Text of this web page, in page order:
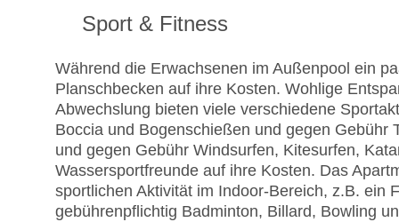
Sport & Fitness
Während die Erwachsenen im Außenpool ein
Planschbecken auf ihre Kosten. Wohlige
Abwechslung bieten viele verschiedene
Boccia und Bogenschießen und gegen Gebühr
und gegen Gebühr Windsurfen, Kitesurfen,
Wassersportfreunde auf ihre Kosten. Das
sportlichen Aktivität im Indoor-Bereich, z.B. ein
gebührenpflichtig Badminton, Billard, Bowling